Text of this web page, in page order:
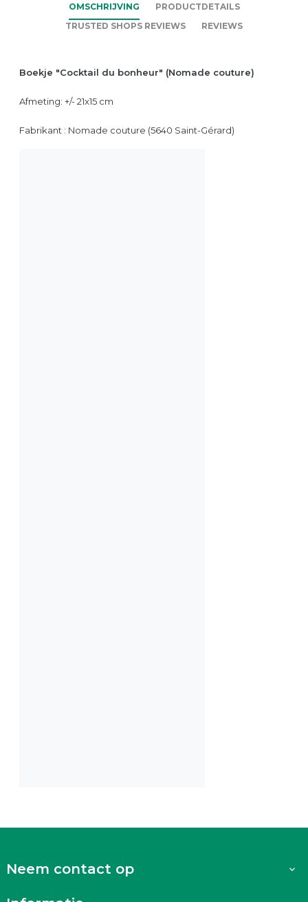
OMSCHRIJVING
PRODUCTDETAILS
TRUSTED SHOPS REVIEWS
REVIEWS
Boekje "Cocktail du bonheur" (Nomade couture)
Afmeting: +/- 21x15 cm
Fabrikant : Nomade couture (5640 Saint-Gérard)
Neem contact op 